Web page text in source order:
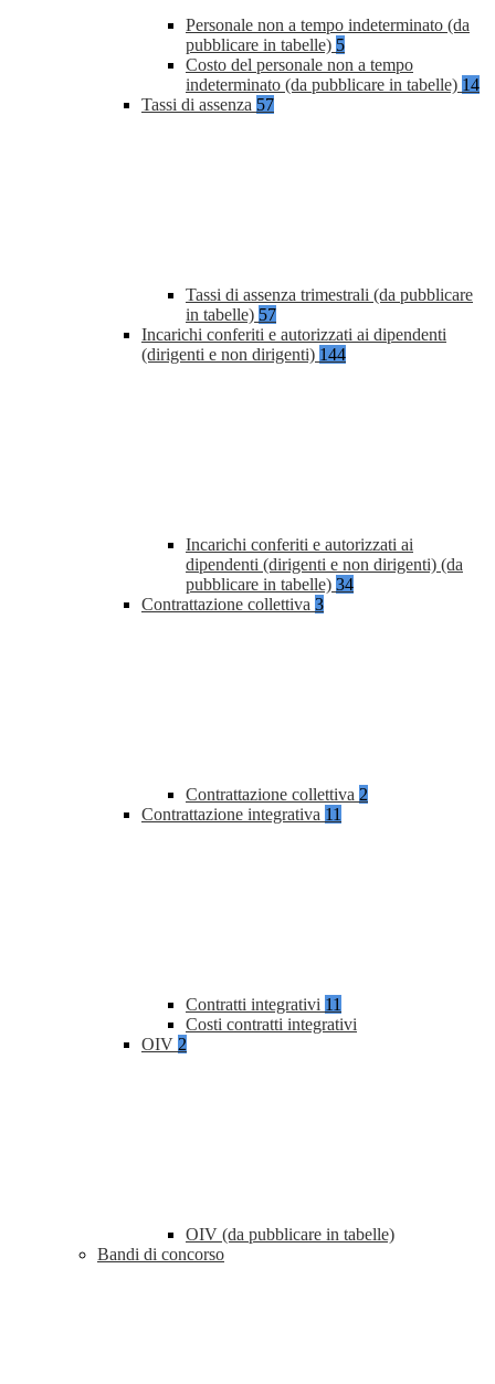
Personale non a tempo indeterminato (da
pubblicare in tabelle) 5
Costo del personale non a tempo
indeterminato (da pubblicare in tabelle) 14
Tassi di assenza 57
Tassi di assenza trimestrali (da pubblicare
in tabelle) 57
Incarichi conferiti e autorizzati ai dipendenti
(dirigenti e non dirigenti) 144
Incarichi conferiti e autorizzati ai
dipendenti (dirigenti e non dirigenti) (da
pubblicare in tabelle) 34
Contrattazione collettiva 3
Contrattazione collettiva 2
Contrattazione integrativa 11
Contratti integrativi 11
Costi contratti integrativi
OIV 2
OIV (da pubblicare in tabelle)
Bandi di concorso